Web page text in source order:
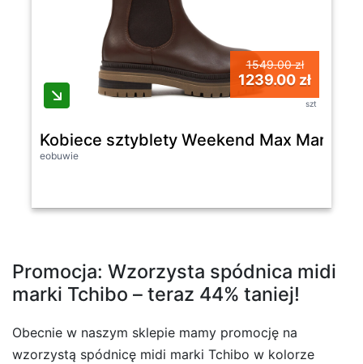
1549.00 zł
1239.00 zł
szt
Kobiece sztyblety Weekend Max Mara
eobuwie
Promocja: Wzorzysta spódnica midi
marki Tchibo – teraz 44% taniej!
Obecnie w naszym sklepie mamy promocję na
wzorzystą spódnicę midi marki Tchibo w kolorze